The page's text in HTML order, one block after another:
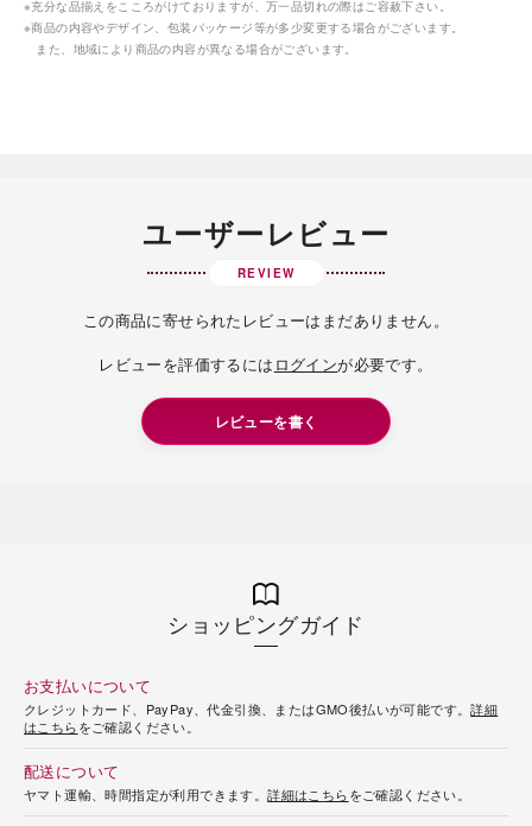
※充分な品揃えをこころがけておりますが、万一品切れの際はご容赦下さい。
※商品の内容やデザイン、包装パッケージ等が多少変更する場合がございます。
また、地域により商品の内容が異なる場合がございます。
ユーザーレビュー
REVIEW
この商品に寄せられたレビューはまだありません。
レビューを評価するには ログインが必要です。
レビューを書く
ショッピングガイド
お支払いについて
クレジットカード、PayPay、代金引換、またはGMO後払いが可能です。詳細
はこちらをご確認ください。
配送について
ヤマト運輸、時間指定が利用できます。詳細はこちらをご確認ください。
岳や末広がりを意味す
つ時」という意味を込
。雄大な八ヶ岳山麓の自
れる、こだわりのスイー
海外 Overseas shops
Malaysia
Hong Kong
UAE
Thailand
Vietnam